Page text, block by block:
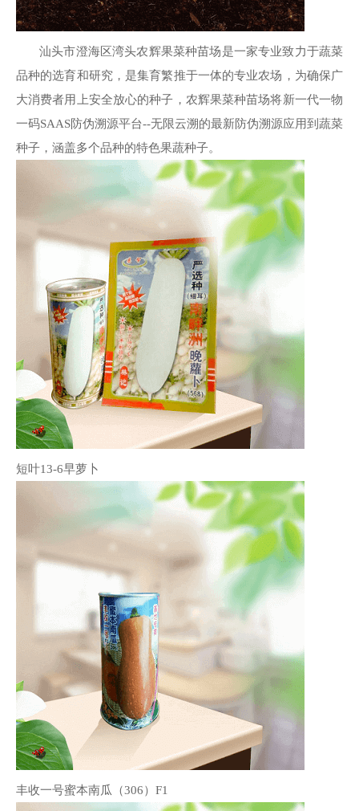
汕头市澄海区湾头农辉果菜种苗场是一家专业致力于蔬菜
品种的选育和研究，是集育繁推于一体的专业农场，为确保广
大消费者用上安全放心的种子，农辉果菜种苗场将新一代一物
一码SAAS防伪溯源平台--无限云溯的最新防伪溯源应用到蔬菜
种子，涵盖多个品种的特色果蔬种子。
短叶13-6早萝卜
丰收一号蜜本南瓜（306）F1